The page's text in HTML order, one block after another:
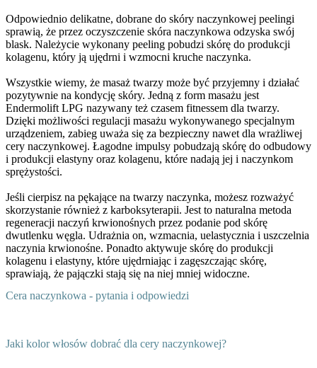
Odpowiednio delikatne, dobrane do skóry naczynkowej peelingi
sprawią, że przez oczyszczenie skóra naczynkowa odzyska swój
blask. Należycie wykonany peeling pobudzi skórę do produkcji
kolagenu, który ją ujędrni i wzmocni kruche naczynka.
Wszystkie wiemy, że masaż twarzy może być przyjemny i działać
pozytywnie na kondycję skóry. Jedną z form masażu jest
Endermolift LPG nazywany też czasem fitnessem dla twarzy.
Dzięki możliwości regulacji masażu wykonywanego specjalnym
urządzeniem, zabieg uważa się za bezpieczny nawet dla wrażliwej
cery naczynkowej. Łagodne impulsy pobudzają skórę do odbudowy
i produkcji elastyny oraz kolagenu, które nadają jej i naczynkom
sprężystości.
Jeśli cierpisz na pękające na twarzy naczynka, możesz rozważyć
skorzystanie również z karboksyterapii. Jest to naturalna metoda
regeneracji naczyń krwionośnych przez podanie pod skórę
dwutlenku węgla. Udrażnia on, wzmacnia, uelastycznia i uszczelnia
naczynia krwionośne. Ponadto aktywuje skórę do produkcji
kolagenu i elastyny, które ujędrniając i zagęszczając skórę,
sprawiają, że pajączki stają się na niej mniej widoczne.
Cera naczynkowa - pytania i odpowiedzi
Jaki kolor włosów dobrać dla cery naczynkowej?